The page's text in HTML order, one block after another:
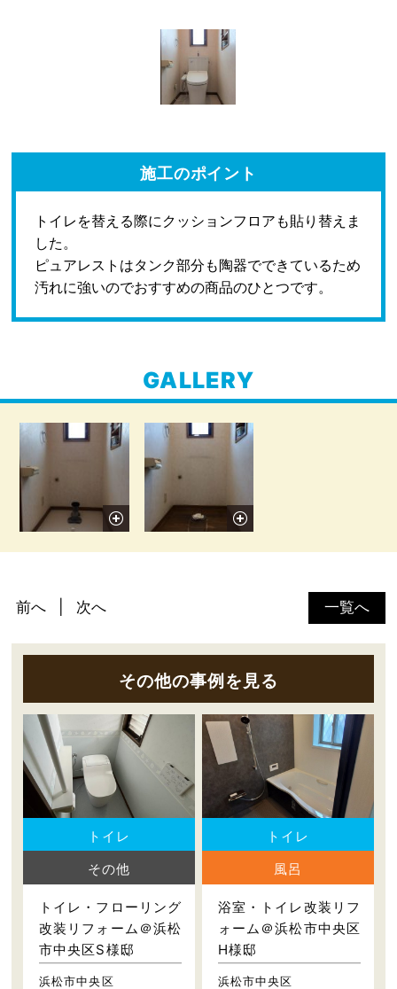
施工のポイント
トイレを替える際にクッションフロアも貼り替えま
した。
ピュアレストはタンク部分も陶器でできているため
汚れに強いのでおすすめの商品のひとつです。
GALLERY
一覧へ
前へ 次へ
その他の事例を見る
トイレ
その他
トイレ・フローリング
改装リフォーム＠浜松
市中央区S様邸
浜松市中央区
トイレ
風呂
浴室・トイレ改装リフ
ォーム＠浜松市中央区
H様邸
浜松市中央区